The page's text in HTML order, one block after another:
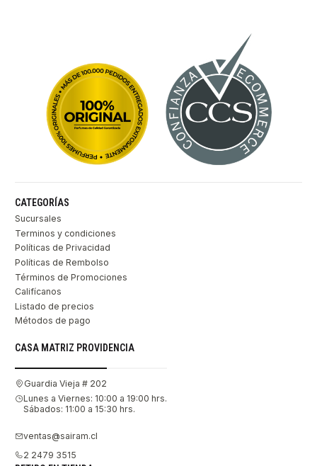
CATEGORÍAS
Sucursales
Terminos y condiciones
Políticas de Privacidad
Políticas de Rembolso
Términos de Promociones
Califícanos
Listado de precios
Métodos de pago
CASA MATRIZ PROVIDENCIA
Guardia Vieja # 202
Lunes a Viernes: 10:00 a 19:00 hrs.
Sábados: 11:00 a 15:30 hrs.
ventas@sairam.cl
2 2479 3515